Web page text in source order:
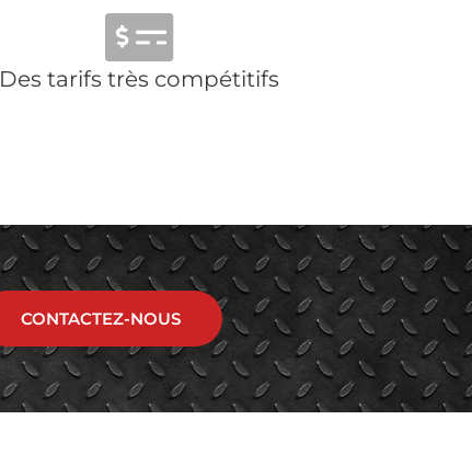
Des tarifs très compétitifs
CONTACTEZ-NOUS